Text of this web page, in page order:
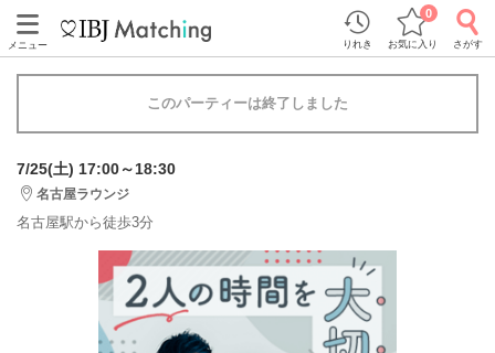
メニュー りれき お気に入り
0
さがす
このパーティーは終了しました
7/25(土) 17:00～18:30
名古屋ラウンジ
名古屋駅から徒歩3分